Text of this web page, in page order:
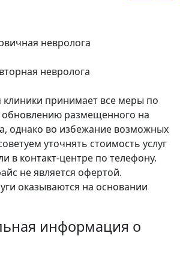
невролога
невролога
принимает все меры по
размещенного на
однако во избежание возможных
уточнять стоимость услуг
в контакт-центре по телефону.
не является офертой.
оказываются на основании
информация о